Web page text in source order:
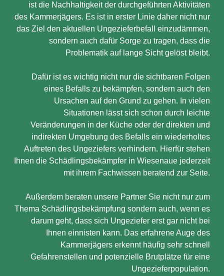
ist die Nachhaltigkeit der durchgeführten Aktivitäten
des Kammerjägers. Es ist in erster Linie daher nicht nur
das Ziel den aktuellen Ungezieferbefall einzudämmen,
sondern auch dafür Sorge zu tragen, dass die
Problematik auf lange Sicht gelöst bleibt.
Dafür ist es wichtig nicht nur die sichtbaren Folgen
eines Befalls zu bekämpfen, sondern auch den
Ursachen auf den Grund zu gehen. In vielen
Situationen lässt sich schon durch leichte
Veränderungen in der Küche oder der direkten und
indirekten Umgebung des Befalls ein wiederholtes
Auftreten des Ungeziefers verhindern. Hierfür stehen
Ihnen die Schädlingsbekämpfer in Wiesenaue jederzeit
mit ihrem Fachwissen beratend zur Seite.
Außerdem beraten unsere Partner Sie nicht nur zum
Thema Schädlingsbekämpfung sondern auch, wenn es
darum geht, dass sich Ungeziefer erst gar nicht bei
Ihnen einnisten kann. Das erfahrene Auge des
Kammerjägers erkennt häufig sehr schnell
Gefahrenstellen und potenzielle Brutplätze für eine
Ungezieferpopulation.